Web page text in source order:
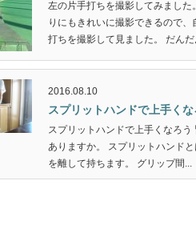
左の片手打ちを撮影してみまし
りにもきれいに撮影できるので
打ちを撮影して見ました。 だん
2016.08.10
スプリットハンドで上手くな
スプリットハンドで上手くなろ
ありますか。 スプリットハンド
を離して持ちます。 グリップ間...